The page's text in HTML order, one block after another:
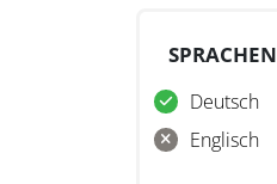
SPRACHEN
Deutsch
Englisch